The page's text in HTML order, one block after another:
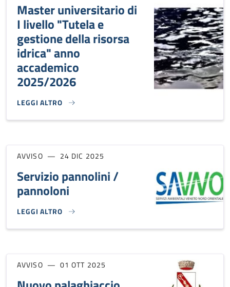
Master universitario di
I livello "Tutela e
gestione della risorsa
idrica" anno
accademico
2025/2026
LEGGI ALTRO
MASTER UNIVERSITARIO DI I LIVELLO "TUTELA E
AVVISO 24 DIC 2025
Servizio pannolini /
pannoloni
LEGGI ALTRO
SERVIZIO PANNOLINI / PANNOLONI}
AVVISO 01 OTT 2025